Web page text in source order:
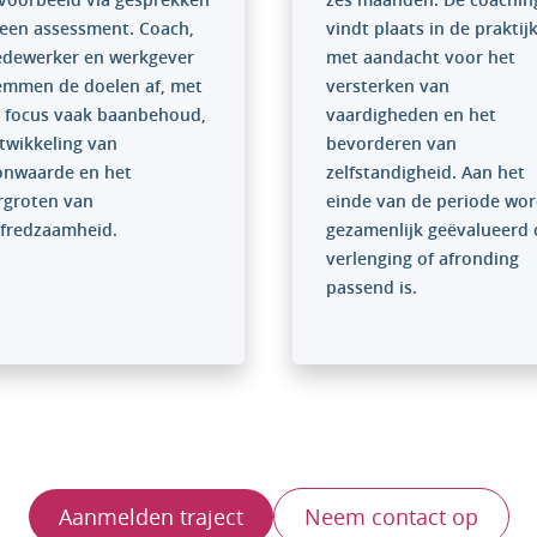
assessment. Coach,
en werkgever
de doelen af, met
focus vaak baanbehoud,
van
en het
van
vindt plaats in de
met aandacht voor het
versterken van
vaardigheden en het
bevorderen van
zelfstandigheid. Aan het
einde van de periode
gezamenlijk geëvalueerd
verlenging of afronding
passend is.
Aanmelden traject Neem contact op